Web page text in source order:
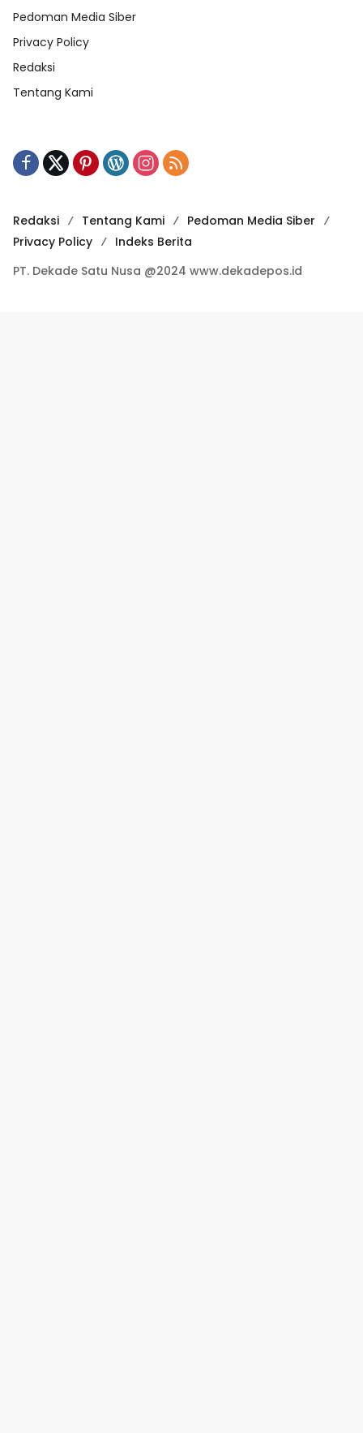
Pedoman Media Siber
Privacy Policy
Redaksi
Tentang Kami
Redaksi Tentang Kami
Pedoman Media Siber
Privacy Policy
Indeks Berita
PT. Dekade Satu Nusa @2024 www.dekadepos.id